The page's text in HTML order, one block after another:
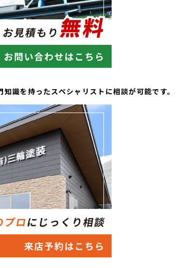
識を持ったスペシャリストに相談が可能です。